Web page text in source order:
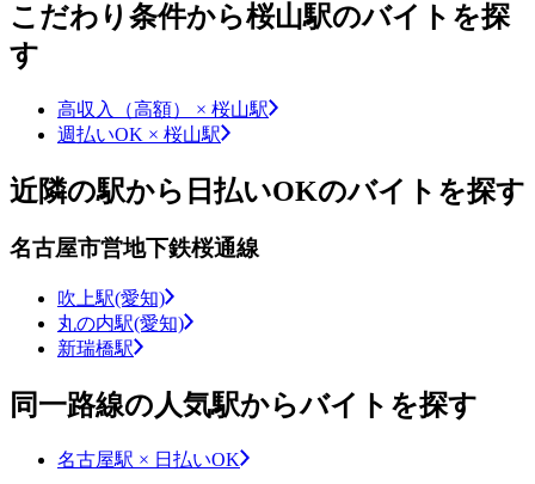
こだわり条件から桜山駅のバイトを探
す
高収入（高額） × 桜山駅
週払いOK × 桜山駅
近隣の駅から日払いOKのバイトを探す
名古屋市営地下鉄桜通線
吹上駅(愛知)
丸の内駅(愛知)
新瑞橋駅
同一路線の人気駅からバイトを探す
名古屋駅 × 日払いOK